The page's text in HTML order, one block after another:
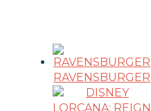
RAVENSBURGER